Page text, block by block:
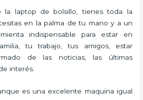
la laptop de bolsillo, tienes toda la
en la palma de tu mano y a un
indispensable para estar en
tu trabajo, tus amigos, estar
de las noticias, las últimas
interés.
es una excelente maquina igual